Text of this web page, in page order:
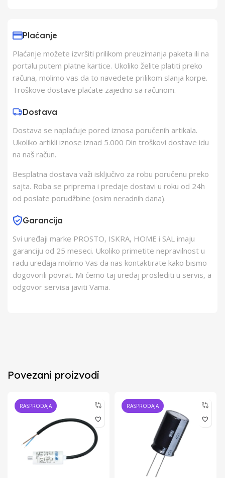
Proizvođač H kft.
Zemlja Porekla
Zemlja Uvoza
Plaćanje
Plaćanje možete izvršiti prilikom preuzimanja paketa ili na
portalu putem platne kartice. Ukoliko želite platiti preko
računa, molimo vas da to navedete prilikom slanja korpe.
Troškove dostave plaćate zajedno sa računom.
Dostava
Dostava se naplaćuje pored iznosa poručenih artikala.
Ukoliko artikli iznose iznad 5.000 Din troškovi dostave idu
na naš račun.
Besplatna dostava važi isključivo za robu poručenu preko
sajta. Roba se priprema i predaje dostavi u roku od 24h
od poslate porudžbine (osim neradnih dana).
Garancija
Svi uređaji marke PROSTO, ISKRA, HOME i SAL imaju
garanciju od 25 meseci. Ukoliko primetite nepravilnost u
radu uređaja molimo Vas da nas kontaktirate kako bismo
dogovorili povrat. Mi ćemo taj uređaj proslediti u servis, a
odgovor servisa javiti Vama.
Povezani proizvodi
RASPRODAJA RASPRODAJA